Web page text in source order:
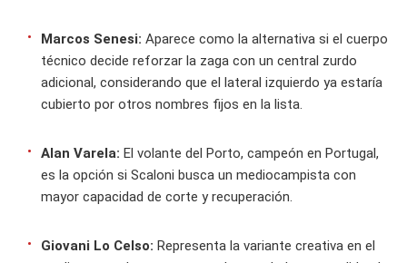
Marcos Senesi: Aparece como la alternativa si el cuerpo
técnico decide reforzar la zaga con un central zurdo
adicional, considerando que el lateral izquierdo ya estaría
cubierto por otros nombres fijos en la lista.
Alan Varela: El volante del Porto, campeón en Portugal,
es la opción si Scaloni busca un mediocampista con
mayor capacidad de corte y recuperación.
Giovani Lo Celso: Representa la variante creativa en el